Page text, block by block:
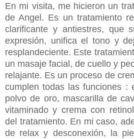
En mi visita, me hicieron un
de Angel. Es un tratamiento
clarificante y antiestres, que
expresión, unifica el tono y
resplandeciente. Este
un masaje facial, de cuello y
relajante. Es un proceso de
cumplen todas las funciones :
polvo de oro, mascarilla de
vitaminado y crema con
del tratamiento. En mi caso,
de relax y desconexión, la